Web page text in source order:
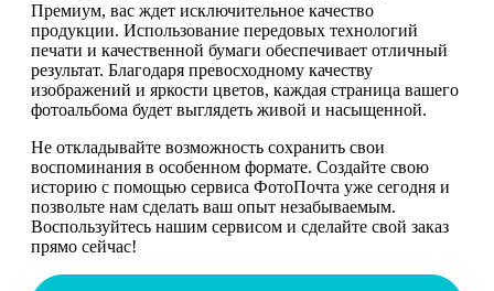
Премиум, вас ждет исключительное качество
продукции. Использование передовых технологий
печати и качественной бумаги обеспечивает отличный
результат. Благодаря превосходному качеству
изображений и яркости цветов, каждая страница вашего
фотоальбома будет выглядеть живой и насыщенной.
Не откладывайте возможность сохранить свои
воспоминания в особенном формате. Создайте свою
историю с помощью сервиса ФотоПочта уже сегодня и
позвольте нам сделать ваш опыт незабываемым.
Воспользуйтесь нашим сервисом и сделайте свой заказ
прямо сейчас!